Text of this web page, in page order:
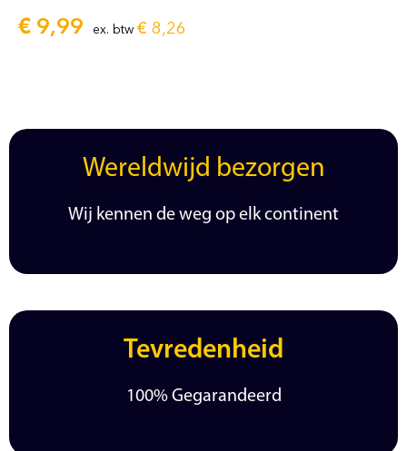
€ 9,99 ex. btw € 8,26
Wereldwijd bezorgen
Wij kennen de weg op elk continent
Tevredenheid
100% Gegarandeerd